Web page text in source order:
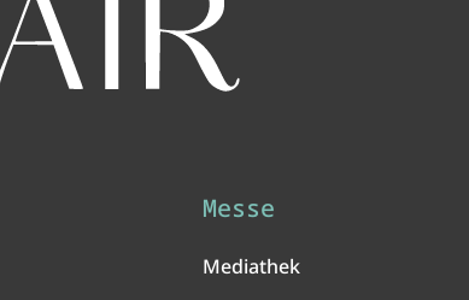
Messe
Mediathek